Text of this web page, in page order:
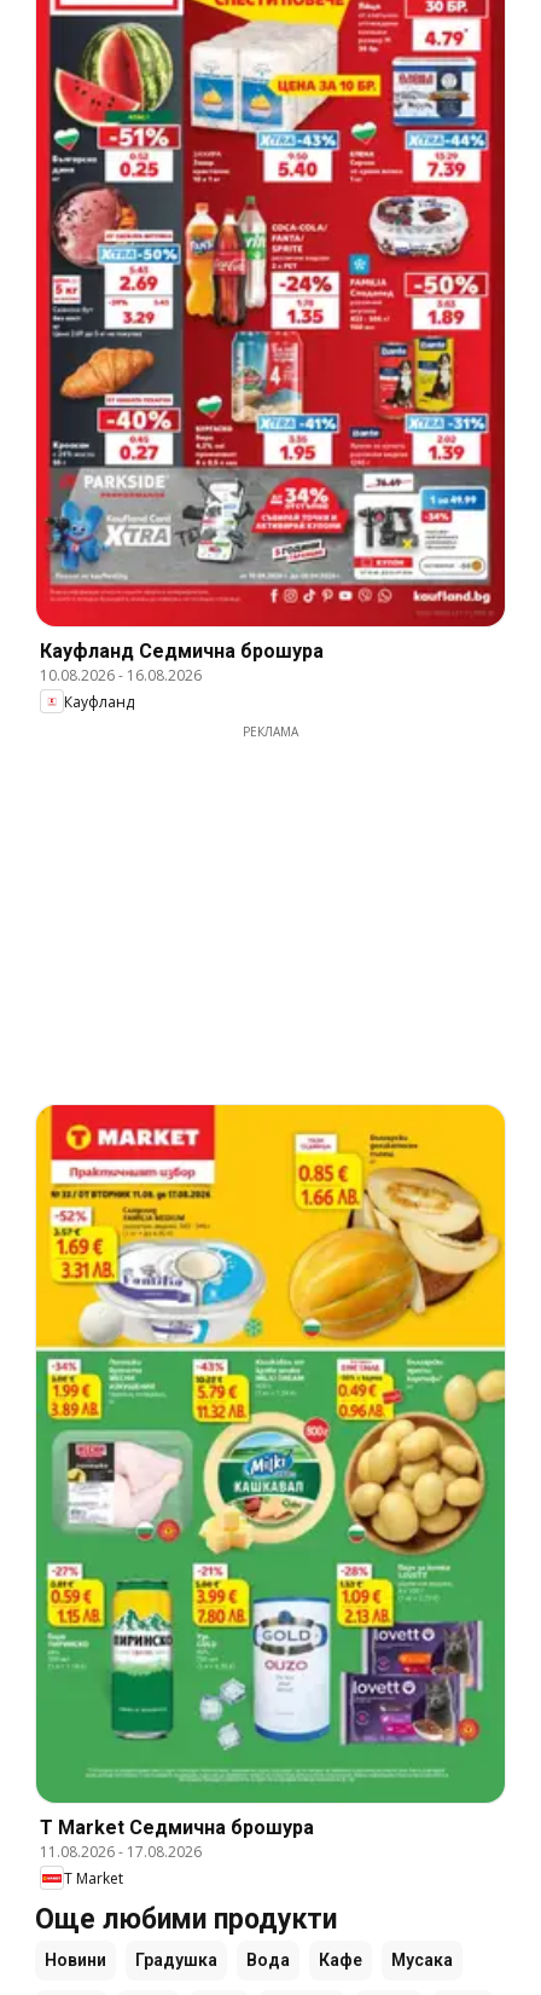
Кауфланд Cедмична брошура
10.08.2026- 16.08.2026
Кауфланд
РЕКЛАМА
T Market Cедмична брошура
11.08.2026- 17.08.2026
T Market
Още любими продукти
Новини Градушка Вода Кафе Мусака